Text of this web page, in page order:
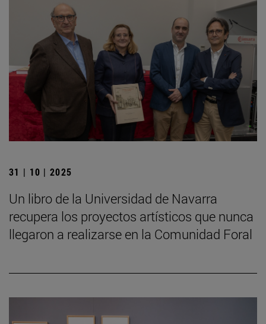
31 | 10 | 2025
Un libro de la Universidad de Navarra
recupera los proyectos artísticos que nunca
llegaron a realizarse en la Comunidad Foral